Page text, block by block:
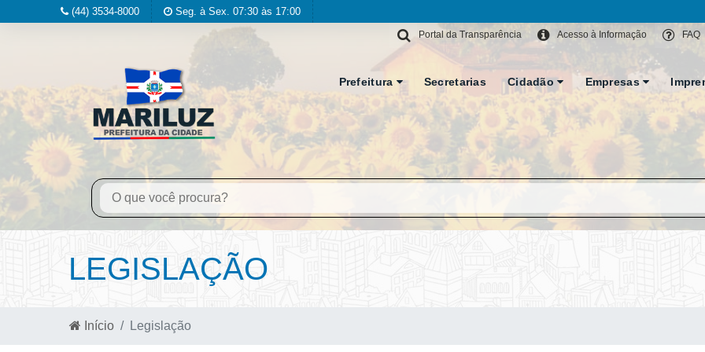
(44) 3534-8000 Seg. à Sex. 07:30 às 17:00
FAQ
Acesso à Informação
Portal da Transparência
Prefeitura Secretarias Cidadão Empresas
LEGISLAÇÃO
Início Legislação